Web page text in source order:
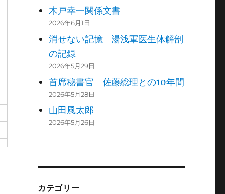
木戸幸一関係文書
2026年6月1日
消せない記憶 湯浅軍医生体解剖
の記録
2026年5月29日
首席秘書官 佐藤総理との10年間
2026年5月28日
山田風太郎
2026年5月26日
カテゴリー